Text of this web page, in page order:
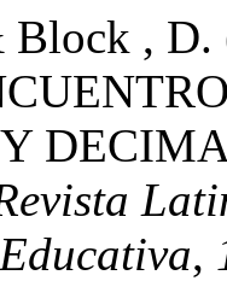
Block ,
,